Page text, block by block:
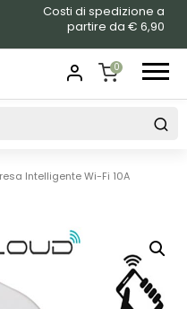
Costi di spedizione a
partire da € 6,90
0
SHOPPING
Intelligente Wi-Fi 10A